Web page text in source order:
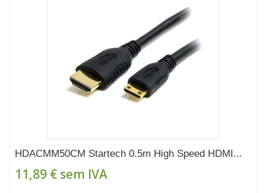
HDACMM50CM Startech 0.5m High Speed HDMI...
11,89 € sem IVA